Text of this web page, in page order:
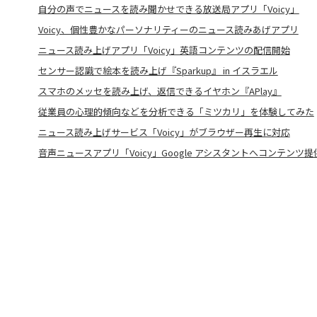
自分の声でニュースを読み聞かせできる放送局アプリ「Voicy」
Voicy、個性豊かなパーソナリティーのニュース読みあげアプリ
ニュース読み上げアプリ「Voicy」英語コンテンツの配信開始
センサー認識で絵本を読み上げ『Sparkup』 in イスラエル
スマホのメッセを読み上げ、返信できるイヤホン『APlay』
従業員の心理的傾向などを分析できる「ミツカリ」を体験してみた
ニュース読み上げサービス「Voicy」がブラウザー再生に対応
音声ニュースアプリ「Voicy」Google アシスタントへコンテンツ提